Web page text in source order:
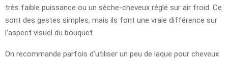
très faible puissance ou un sèche-cheveux réglé sur air froid. Ce
sont des gestes simples, mais ils font une vraie différence sur
l’aspect visuel du bouquet.
On recommande parfois d’utiliser un peu de laque pour cheveux